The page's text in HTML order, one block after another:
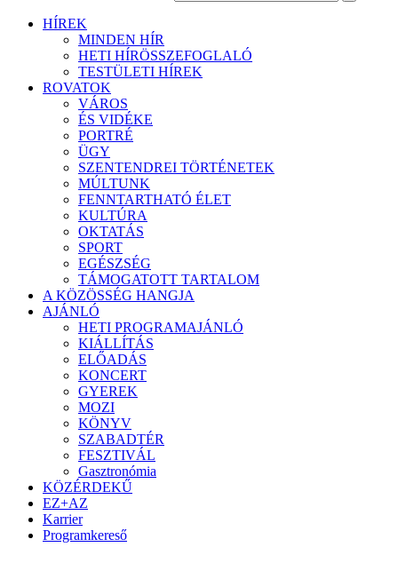
HÍREK
MINDEN HÍR
HETI HÍRÖSSZEFOGLALÓ
TESTÜLETI HÍREK
ROVATOK
VÁROS
ÉS VIDÉKE
PORTRÉ
ÜGY
SZENTENDREI TÖRTÉNETEK
MÚLTUNK
FENNTARTHATÓ ÉLET
KULTÚRA
OKTATÁS
SPORT
EGÉSZSÉG
TÁMOGATOTT TARTALOM
A KÖZÖSSÉG HANGJA
AJÁNLÓ
HETI PROGRAMAJÁNLÓ
KIÁLLÍTÁS
ELŐADÁS
KONCERT
GYEREK
MOZI
KÖNYV
SZABADTÉR
FESZTIVÁL
Gasztronómia
KÖZÉRDEKŰ
EZ+AZ
Karrier
Programkereső